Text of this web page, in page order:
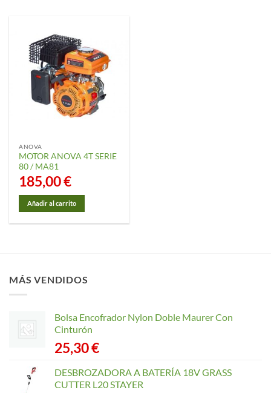
ANOVA
MOTOR ANOVA 4T SERIE
80 / MA81
185,00€
Añadir al carrito
MÁS VENDIDOS
Bolsa Encofrador Nylon Doble Maurer Con
Cinturón
25,30€
DESBROZADORA A BATERÍA 18V GRASS
CUTTER L20 STAYER